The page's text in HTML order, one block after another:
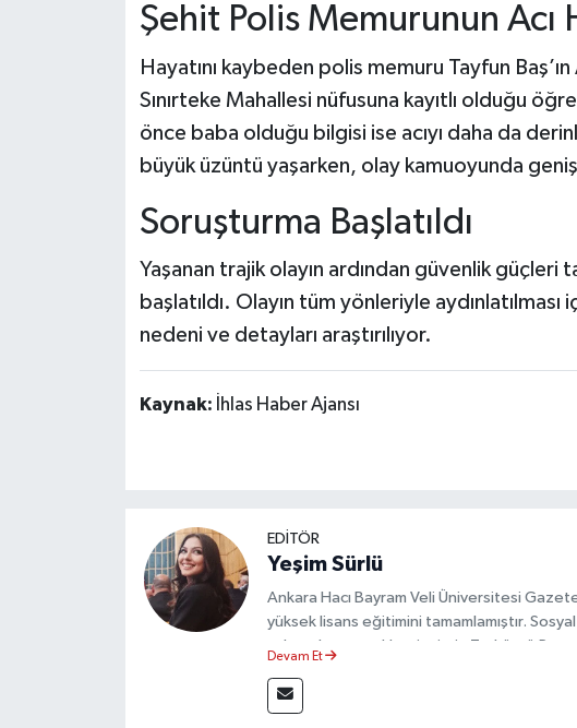
Şehit Polis Memurunun Acı
Hayatını kaybeden polis memuru Tayfun Baş’ın
Sınırteke Mahallesi nüfusuna kayıtlı olduğu
önce baba olduğu bilgisi ise acıyı daha da
büyük üzüntü yaşarken, olay kamuoyunda geniş
Soruşturma Başlatıldı
Yaşanan trajik olayın ardından güvenlik güçleri
başlatıldı. Olayın tüm yönleriyle aydınlatılması
nedeni ve detayları araştırılıyor.
Kaynak: İhlas Haber Ajansı
EDİTÖR
Yeşim Sürlü
Ankara Hacı Bayram Veli Üniversitesi
yüksek lisans eğitimini tamamlamıştır.
çalışmalar gerçekleştirmiştir. Taşköprü
Devam Et